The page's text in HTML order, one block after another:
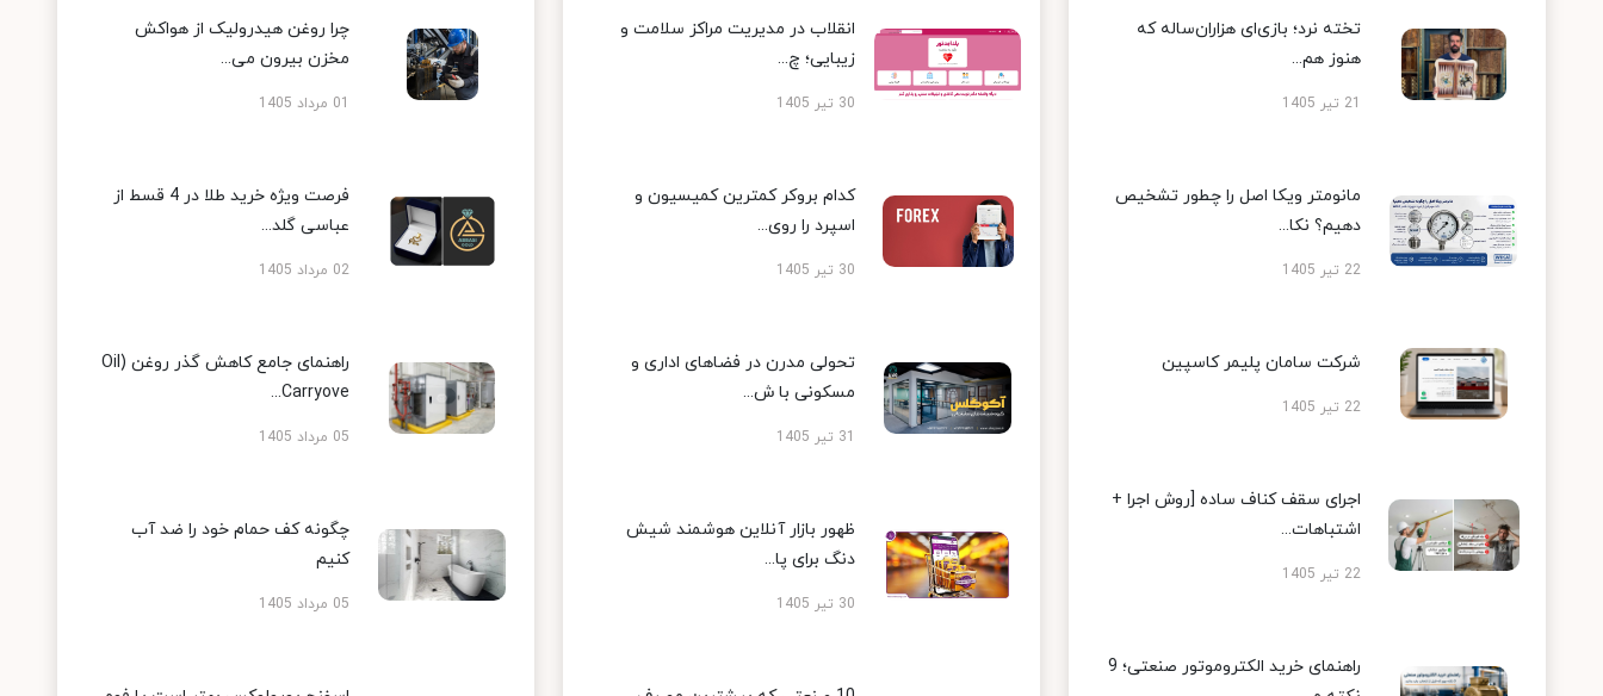
تخته نرد؛ بازی‌ای هزاران‌ساله که
هنوز هم...
21 تیر 1405
مانومتر ویکا اصل را چطور تشخیص
دهیم؟ نکا...
22 تیر 1405
شرکت سامان پلیمر کاسپین
22 تیر 1405
اجرای سقف کناف ساده [روش اجرا +
اشتباهات...
22 تیر 1405
راهنمای خرید الکتروموتور صنعتی؛ 9
انقلاب در مدیریت مراکز سلامت و
زیبایی؛ چ...
30 تیر 1405
کدام بروکر کمترین کمیسیون و
اسپرد را روی...
30 تیر 1405
تحولی مدرن در فضاهای اداری و
مسکونی با ش...
31 تیر 1405
ظهور بازار آنلاین هوشمند شیش
دنگ برای پا...
30 تیر 1405
چرا روغن هیدرولیک از هواکش
مخزن بیرون می...
01 مرداد 1405
فرصت ویژه خرید طلا در 4 قسط از
عباسی گلد...
02 مرداد 1405
راهنمای جامع کاهش گذر روغن (Oil
Carryove...
05 مرداد 1405
چگونه کف حمام خود را ضد آب
کنیم
05 مرداد 1405